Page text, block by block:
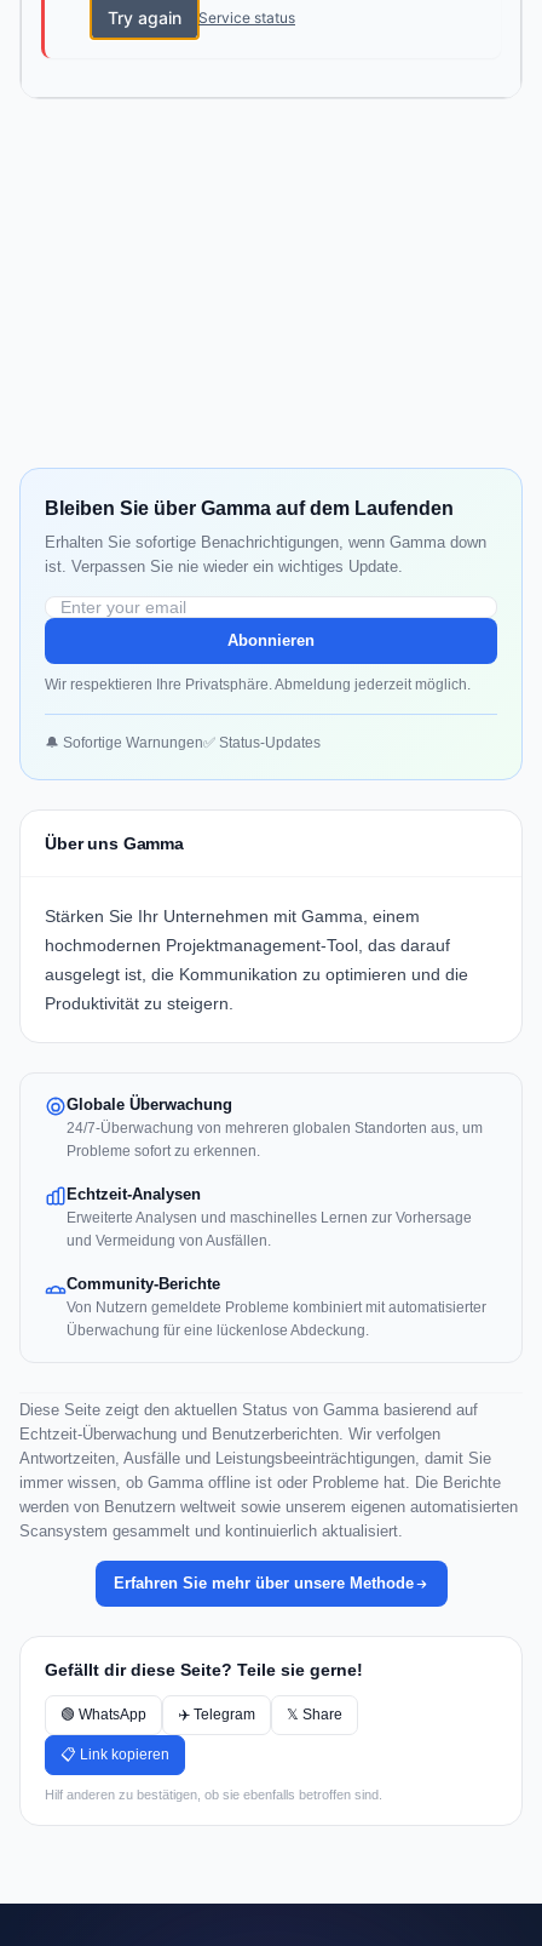
Try again Service status
Bleiben Sie über Gamma auf dem Laufenden
Erhalten Sie sofortige Benachrichtigungen, wenn Gamma down
ist. Verpassen Sie nie wieder ein wichtiges Update.
Abonnieren
Wir respektieren Ihre Privatsphäre. Abmeldung jederzeit möglich.
🔔 Sofortige Warnungen✅ Status-Updates
Über uns Gamma
Stärken Sie Ihr Unternehmen mit Gamma, einem
hochmodernen Projektmanagement-Tool, das darauf
ausgelegt ist, die Kommunikation zu optimieren und die
Produktivität zu steigern.
Globale Überwachung
24/7-Überwachung von mehreren globalen Standorten aus, um
Probleme sofort zu erkennen.
Echtzeit-Analysen
Erweiterte Analysen und maschinelles Lernen zur Vorhersage
und Vermeidung von Ausfällen.
Community-Berichte
Von Nutzern gemeldete Probleme kombiniert mit automatisierter
Überwachung für eine lückenlose Abdeckung.
Diese Seite zeigt den aktuellen Status von Gamma basierend auf
Echtzeit-Überwachung und Benutzerberichten. Wir verfolgen
Antwortzeiten, Ausfälle und Leistungsbeeinträchtigungen, damit Sie
immer wissen, ob Gamma offline ist oder Probleme hat. Die Berichte
werden von Benutzern weltweit sowie unserem eigenen automatisierten
Scansystem gesammelt und kontinuierlich aktualisiert.
Erfahren Sie mehr über unsere Methode
Gefällt dir diese Seite? Teile sie gerne!
🟢 WhatsApp ✈️ Telegram 𝕏 Share
📋 Link kopieren
Hilf anderen zu bestätigen, ob sie ebenfalls betroffen sind.